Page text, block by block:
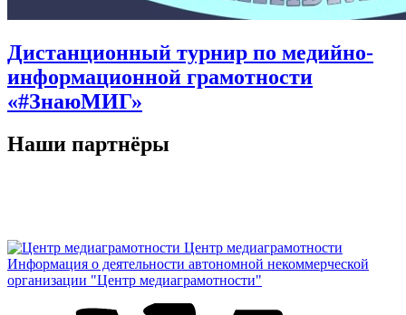
Дистанционный турнир по медийно-
информационной грамотности
«#ЗнаюМИГ»
Наши партнёры
Центр медиаграмотности
Информация о деятельности автономной некоммерческой
организации "Центр медиаграмотности"